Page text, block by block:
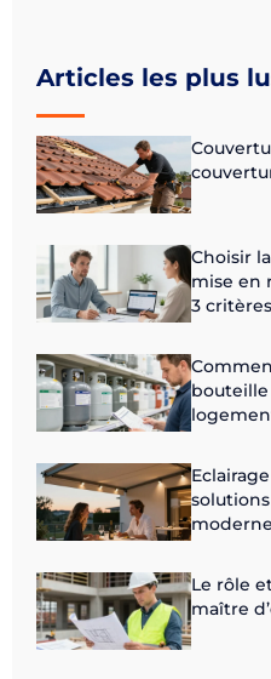
Articles les plus
Choisir
mise en
3
moderne
Le rôle
maître